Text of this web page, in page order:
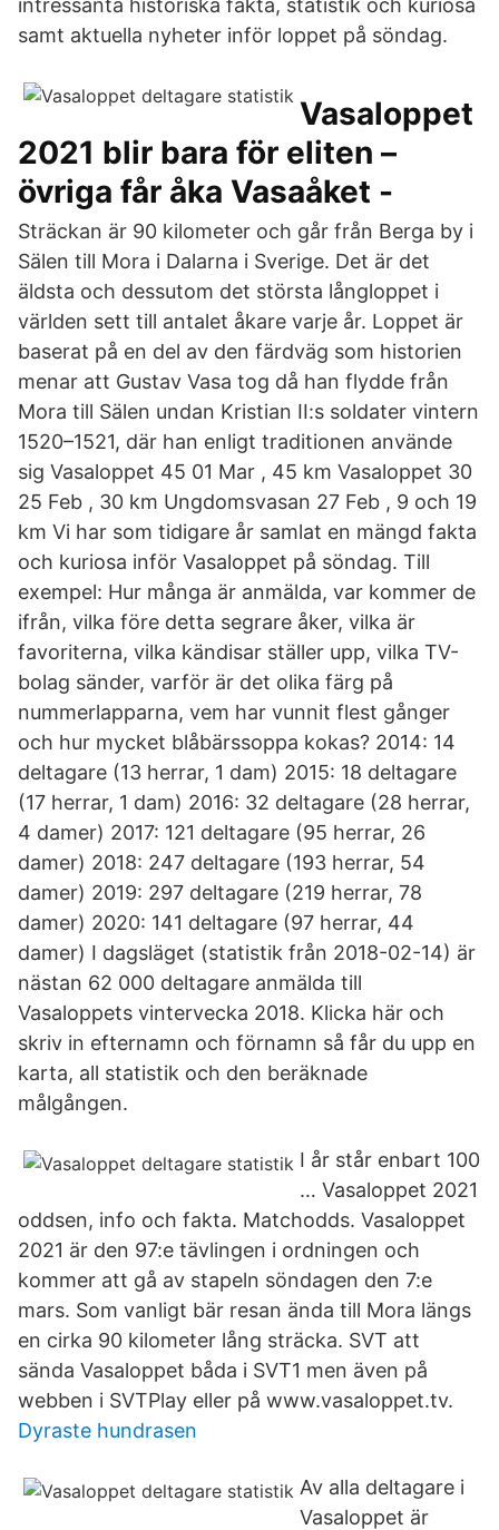
intressanta historiska fakta, statistik och kuriosa
samt aktuella nyheter inför loppet på söndag.
Vasaloppet
2021 blir bara för eliten –
övriga får åka Vasaåket -
Sträckan är 90 kilometer och går från Berga by i
Sälen till Mora i Dalarna i Sverige. Det är det
äldsta och dessutom det största långloppet i
världen sett till antalet åkare varje år. Loppet är
baserat på en del av den färdväg som historien
menar att Gustav Vasa tog då han flydde från
Mora till Sälen undan Kristian II:s soldater vintern
1520–1521, där han enligt traditionen använde
sig Vasaloppet 45 01 Mar , 45 km Vasaloppet 30
25 Feb , 30 km Ungdomsvasan 27 Feb , 9 och 19
km Vi har som tidigare år samlat en mängd fakta
och kuriosa inför Vasaloppet på söndag. Till
exempel: Hur många är anmälda, var kommer de
ifrån, vilka före detta segrare åker, vilka är
favoriterna, vilka kändisar ställer upp, vilka TV-
bolag sänder, varför är det olika färg på
nummerlapparna, vem har vunnit flest gånger
och hur mycket blåbärssoppa kokas? 2014: 14
deltagare (13 herrar, 1 dam) 2015: 18 deltagare
(17 herrar, 1 dam) 2016: 32 deltagare (28 herrar,
4 damer) 2017: 121 deltagare (95 herrar, 26
damer) 2018: 247 deltagare (193 herrar, 54
damer) 2019: 297 deltagare (219 herrar, 78
damer) 2020: 141 deltagare (97 herrar, 44
damer) I dagsläget (statistik från 2018-02-14) är
nästan 62 000 deltagare anmälda till
Vasaloppets vintervecka 2018. Klicka här och
skriv in efternamn och förnamn så får du upp en
karta, all statistik och den beräknade
målgången.
I år står enbart 100
… Vasaloppet 2021
oddsen, info och fakta. Matchodds. Vasaloppet
2021 är den 97:e tävlingen i ordningen och
kommer att gå av stapeln söndagen den 7:e
mars. Som vanligt bär resan ända till Mora längs
en cirka 90 kilometer lång sträcka. SVT att
sända Vasaloppet båda i SVT1 men även på
webben i SVTPlay eller på www.vasaloppet.tv.
Dyraste hundrasen
Av alla deltagare i
Vasaloppet är